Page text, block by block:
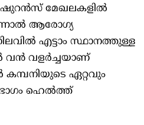
മേഖലകളിൽ
ആരോഗ്യ
എട്ടാം സ്ഥാനത്തുള്ള
വൻ വളർച്ചയാണ്
കമ്പനിയുടെ ഏറ്റവും
ഹെൽത്ത്